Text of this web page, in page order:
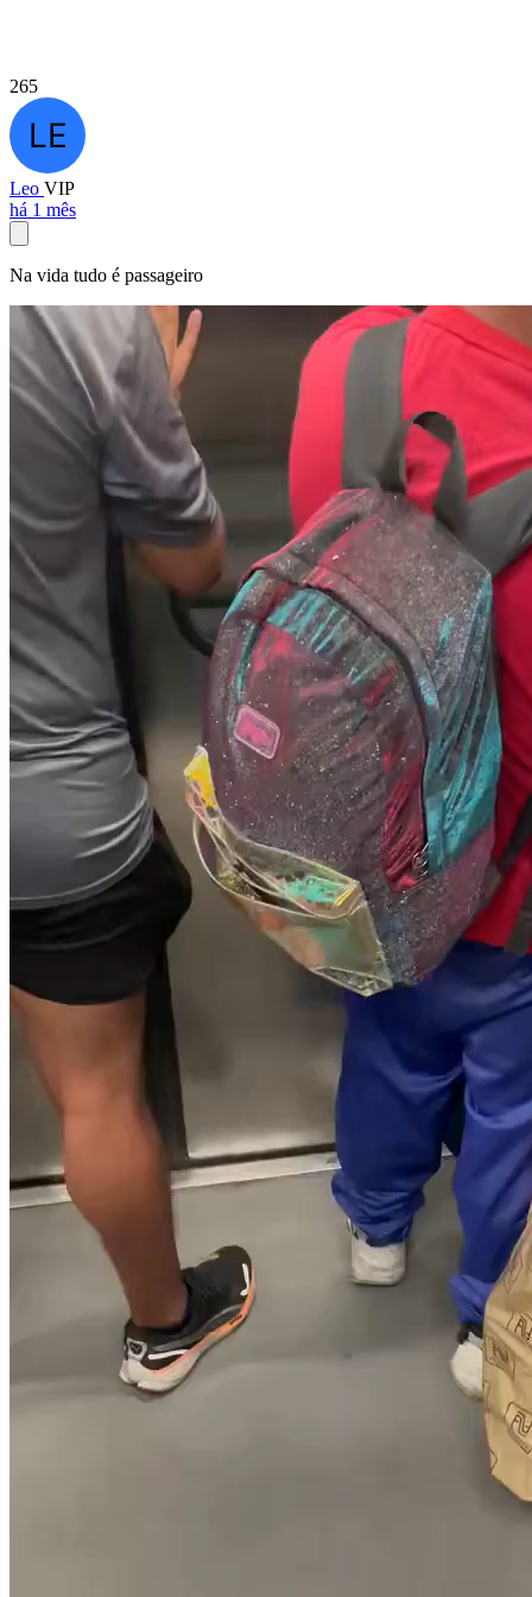
265
Leo VIP
há 1 mês
Na vida tudo é passageiro